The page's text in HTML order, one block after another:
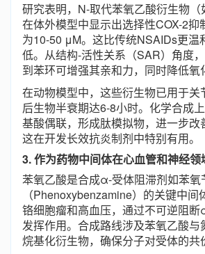
研究表明，N-取代苯氧乙酸衍生物（
在体外模型中显示出选择性COX-2抑
为10-50 μM。这比传统NSAIDs更温
低。从结构-活性关系（SAR）角度
到苯环可增强其亲和力，同时降低氧
在动物模型中，这些衍生物已用于关
后生物半衰期达6-8小时。化学合成
基酸偶联，形成肽模拟物，进一步改
这在开发长效抗炎制剂中特别有用。
3. 作为药物中间体在心血管和神经领
苯氧乙酸是合成α-受体阻滞剂如苯氧
（Phenoxybenzamine）的关键中
铬细胞瘤和高血压，通过不可逆阻
发挥作用。合成路线涉及苯氧乙酸
烷基化衍生物，确保分子对受体的共